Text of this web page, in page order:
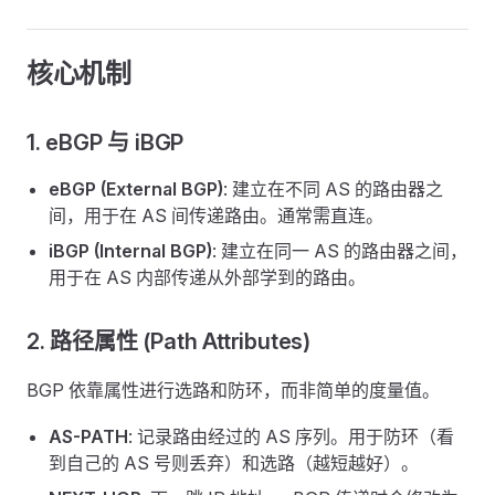
核心机制
1. eBGP 与 iBGP
eBGP (External BGP): 建立在不同 AS 的路由器之
间，用于在 AS 间传递路由。通常需直连。
iBGP (Internal BGP): 建立在同一 AS 的路由器之间，
用于在 AS 内部传递从外部学到的路由。
2. 路径属性 (Path Attributes)
BGP 依靠属性进行选路和防环，而非简单的度量值。
AS-PATH: 记录路由经过的 AS 序列。用于防环（看
到自己的 AS 号则丢弃）和选路（越短越好）。